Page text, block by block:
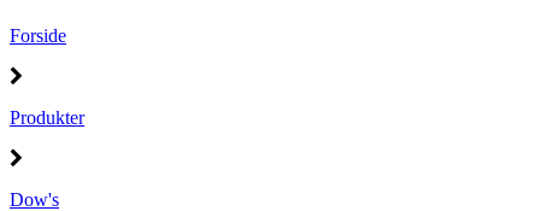
Forside
Produkter
Dow's